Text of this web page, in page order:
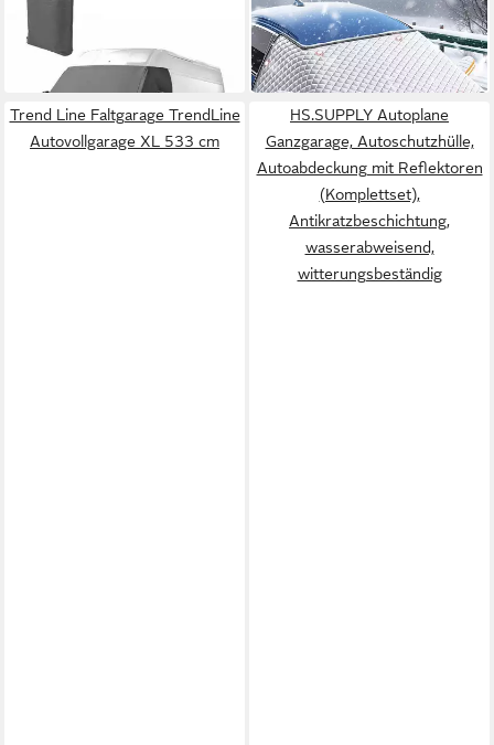
Autoplane
Frontscheibenabdeckung
Wohnmobil magnetisch
Sonnenschutz Grau
125,95 €
in 5-6 Werktagen bei dir
Autoplane
Frontscheibenabdeckung
Magnet 265cm Seitenschutz
ganzjährig
52,95 €
lieferbar in 3 Wochen
Trend Line Faltgarage TrendLine
Autovollgarage XL 533 cm
HS.SUPPLY Autoplane
Ganzgarage, Autoschutzhülle,
Autoabdeckung mit Reflektoren
(Komplettset),
Antikratzbeschichtung,
wasserabweisend,
witterungsbeständig